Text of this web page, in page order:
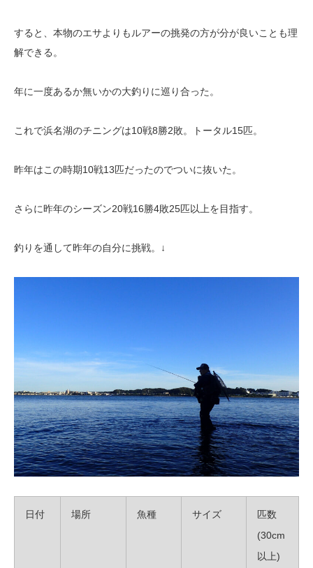
すると、本物のエサよりもルアーの挑発の方が分が良いことも理
解できる。
年に一度あるか無いかの大釣りに巡り合った。
これで浜名湖のチニングは10戦8勝2敗。トータル15匹。
昨年はこの時期10戦13匹だったのでついに抜いた。
さらに昨年のシーズン20戦16勝4敗25匹以上を目指す。
釣りを通して昨年の自分に挑戦。↓
日付 場所 魚種 サイズ
匹数
(30cm
以上)